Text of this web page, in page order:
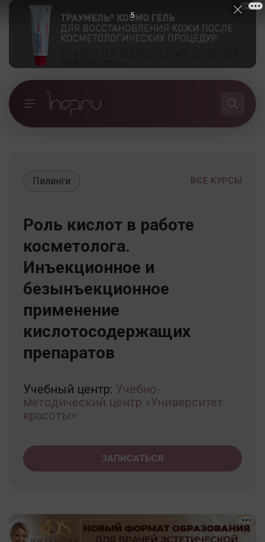
ВСЕ КУРСЫ
Пилинги
Роль кислот в работе
косметолога.
Инъекционное и
безынъекционное
применение
кислотосодержащих
препаратов
Учебный центр: Учебно-
методический центр «Университет
красоты»
ЗАПИСАТЬСЯ
5